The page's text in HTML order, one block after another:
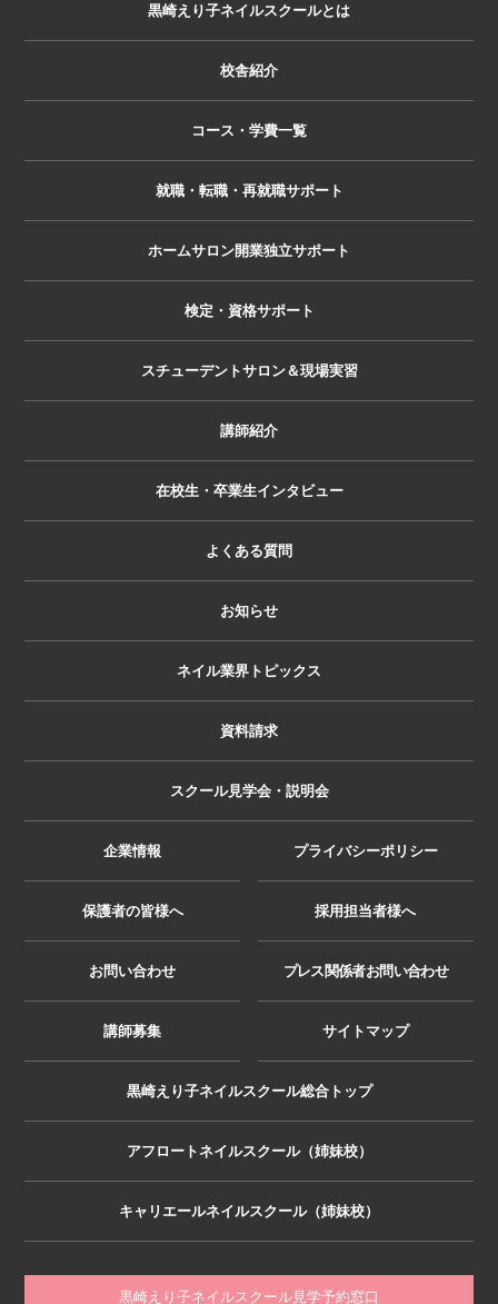
黒崎えり子ネイルスクールとは
校舎紹介
コース・学費一覧
就職・転職・再就職サポート
ホームサロン開業独立サポート
検定・資格サポート
スチューデントサロン＆現場実習
講師紹介
在校生・卒業生インタビュー
よくある質問
お知らせ
ネイル業界トピックス
資料請求
スクール見学会・説明会
企業情報 プライバシーポリシー
保護者の皆様へ 採用担当者様へ
お問い合わせ プレス関係者お問い合わせ
講師募集 サイトマップ
黒崎えり子ネイルスクール総合トップ
アフロートネイルスクール（姉妹校）
キャリエールネイルスクール（姉妹校）
黒崎えり子ネイルスクール見学予約窓口